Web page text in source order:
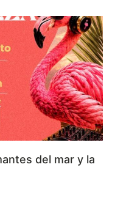
del mar y la